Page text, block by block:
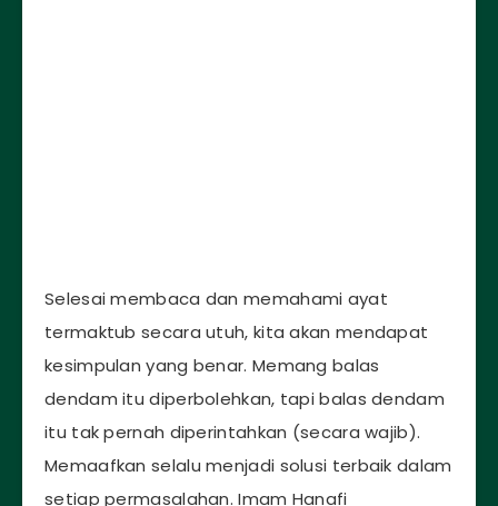
Selesai membaca dan memahami ayat
termaktub secara utuh, kita akan mendapat
kesimpulan yang benar. Memang balas
dendam itu diperbolehkan, tapi balas dendam
itu tak pernah diperintahkan (secara wajib).
Memaafkan selalu menjadi solusi terbaik dalam
setiap permasalahan. Imam Hanafi